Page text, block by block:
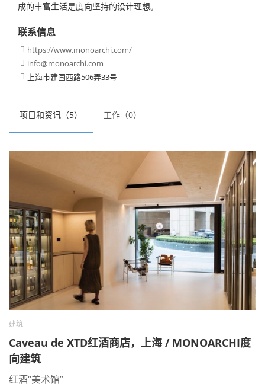
项目和资讯（5） 工作（0）
建筑
Caveau de XTD红酒商店，上海 / MONOARCHI度
向建筑
红酒“美术馆”
成的丰富生活是度向坚持的设计理想。
联系信息
 https://www.monoarchi.com/
 info@monoarchi.com
 上海市建国西路506弄33号